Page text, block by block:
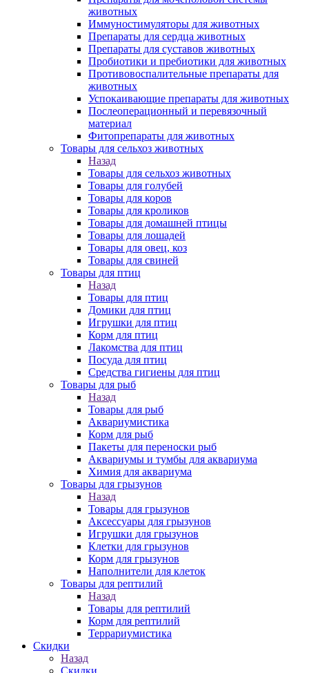
животных
Иммуностимуляторы для животных
Препараты для сердца животных
Препараты для суставов животных
Пробиотики и пребиотики для животных
Противовоспалительные препараты для
животных
Успокаивающие препараты для животных
Послеоперационный и перевязочный
материал
Фитопрепараты для животных
Товары для сельхоз животных
Назад
Товары для сельхоз животных
Товары для голубей
Товары для коров
Товары для кроликов
Товары для домашней птицы
Товары для лошадей
Товары для овец, коз
Товары для свиней
Товары для птиц
Назад
Товары для птиц
Домики для птиц
Игрушки для птиц
Корм для птиц
Лакомства для птиц
Посуда для птиц
Средства гигиены для птиц
Товары для рыб
Назад
Товары для рыб
Аквариумистика
Корм для рыб
Пакеты для переноски рыб
Аквариумы и тумбы для аквариума
Химия для аквариума
Товары для грызунов
Назад
Товары для грызунов
Аксессуары для грызунов
Игрушки для грызунов
Клетки для грызунов
Корм для грызунов
Наполнители для клеток
Товары для рептилий
Назад
Товары для рептилий
Корм для рептилий
Террариумистика
Скидки
Назад
Скидки